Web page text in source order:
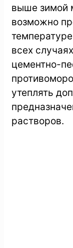
выше зимой
возможно
всех
цементно-
утеплять
растворов.